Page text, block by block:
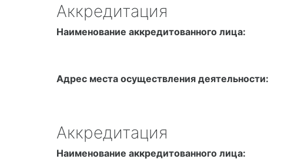
Аккредитация
Наименование аккредитованного лица:
Адрес места осуществления деятельности:
Аккредитация
Наименование аккредитованного лица: